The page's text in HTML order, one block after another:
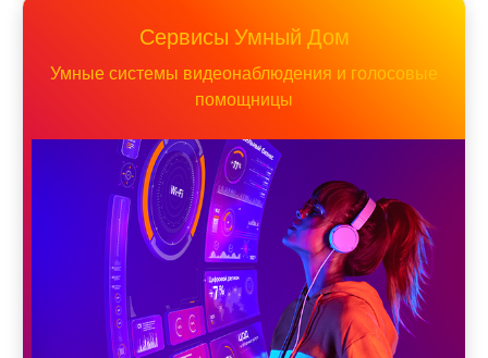
Сервисы Умный Дом
Умные системы видеонаблюдения и голосовые
помощницы